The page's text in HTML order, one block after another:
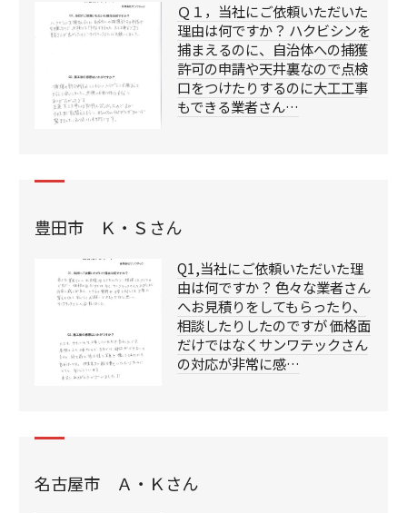
Ｑ１，当社にご依頼いただいた
理由は何ですか？ ハクビシンを
捕まえるのに、自治体への捕獲
許可の申請や天井裏なので点検
口をつけたりするのに大工工事
もできる業者さん…
豊田市 Ｋ・Ｓさん
Q1,当社にご依頼いただいた理
由は何ですか？ 色々な業者さん
へお見積りをしてもらったり、
相談したりしたのですが 価格面
だけではなくサンワテックさん
の対応が非常に感…
名古屋市 Ａ・Ｋさん